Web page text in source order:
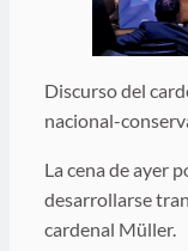
Discurso del
nacional-
La cena de ayer
desarrollarse
cardenal Müller.